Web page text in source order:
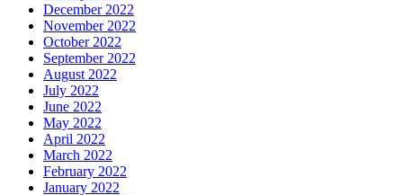
December 2022
November 2022
October 2022
September 2022
August 2022
July 2022
June 2022
May 2022
April 2022
March 2022
February 2022
January 2022